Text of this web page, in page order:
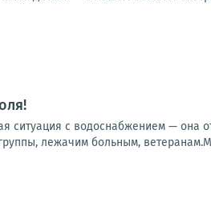
с водоснабжением — она
лежачим больным,